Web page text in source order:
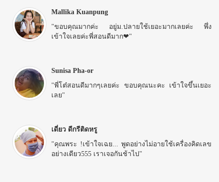
Mallika Kuanpung
"ขอบคุณมากค่ะ อยู่ม.ปลายใช้เยอะมากเลยค่ะ พึ่ง
เข้าใจเลยค่ะพี่สอนดีมาก❤"
Sunisa Pha-or
"พี่โต๋สอนดีมากๆเลยค่ะ ขอบคุณนะคะ เข้าใจขึ้นเยอะ
เลย"
เดี่ยว ดีกรีติดหรู
"คุณพระ !เข้าใจเฉย... พูดอย่างไม่อายใช้เครื่องคิดเลข
อย่างเดียว555 เราเจอกันช้าไป"